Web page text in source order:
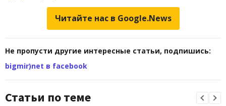
Читайте нас в Google.News
Не пропусти другие интересные статьи, подпишись:
bigmir)net в facebook
Статьи по теме